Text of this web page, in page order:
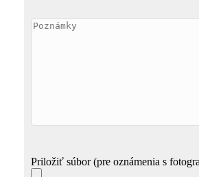
Priložiť súbor (pre oznámenia s